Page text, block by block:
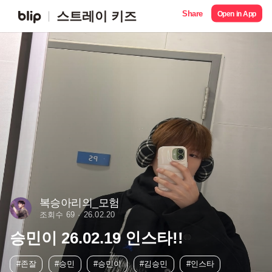
스트레이 키즈 Share Open in App
복승아리의_모험
조회수 69 26.02.20
승민이 26.02.19 인스타!!
#존잘 #승민 #승민이 #김승민 #인스타